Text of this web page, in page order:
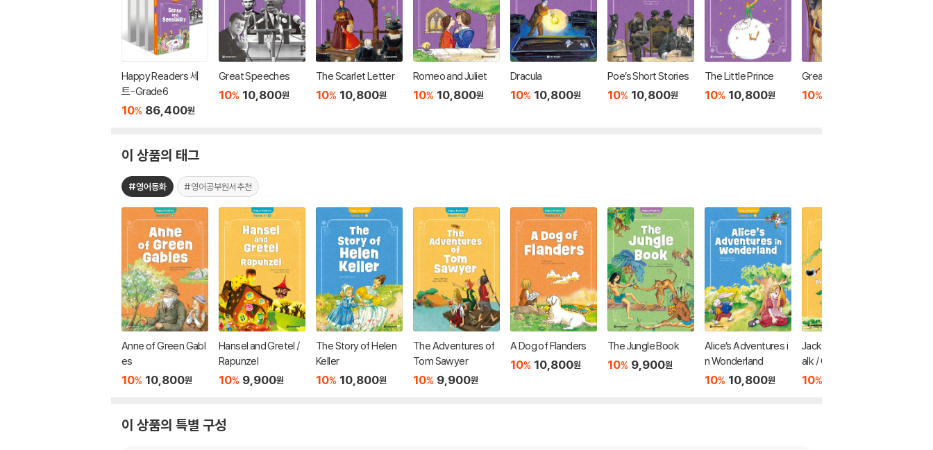
Happy Readers 세
트-Grade6
10% 86,400원
Great Speeches
10% 10,800원
The Scarlet Letter
10% 10,800원
Romeo and Juliet
10% 10,800원
Dracula
10% 10,800원
Poe’s Short Stories
10% 10,800원
The Little Prince
10% 10,800원
Great Expectations
10%
이 상품의 태그
#영어동화 #영어공부원서추천
Anne of Green Gabl
es
10% 10,800원
Hansel and Gretel /
Rapunzel
10% 9,900원
The Story of Helen
Keller
10% 10,800원
The Adventures of
Tom Sawyer
10% 9,900원
A Dog of Flanders
10% 10,800원
The Jungle Book
10% 9,900원
Alice’s Adventures i
n Wonderland
10% 10,800원
Jack and the Beanst
alk / Goldilocks and
the Three Bears / T
10%
이 상품의 특별 구성